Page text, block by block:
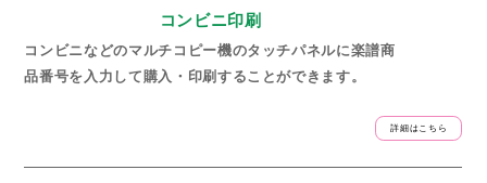
コンビニ印刷
コンビニなどのマルチコピー機のタッチパネルに楽譜商
品番号を入力して購入・印刷することができます。
詳細はこちら